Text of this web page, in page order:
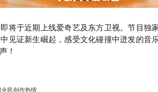
将于近期上线爱奇艺及东方卫视。节目独
见证新生崛起，感受文化碰撞中迸发的音
！
民创作热情